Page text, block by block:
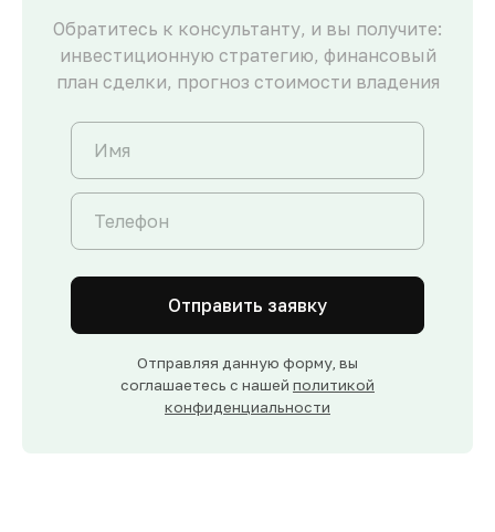
Обратитесь к консультанту, и вы получите:
инвестиционную стратегию, финансовый
план сделки, прогноз стоимости владения
Отправить заявку
Отправляя данную форму, вы
соглашаетесь с нашей политикой
конфиденциальности